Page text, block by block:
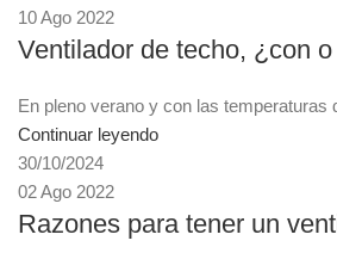
10 Ago 2022
Ventilador de techo, ¿con
En pleno verano y con las
Continuar leyendo
30/10/2024
02 Ago 2022
Razones para tener un